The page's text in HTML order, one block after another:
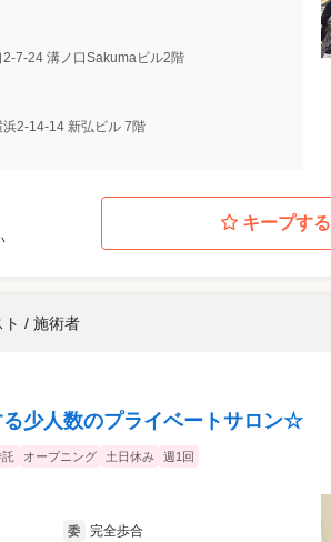
2-7-24 溝ノ口Sakumaビル2階
浜2-14-14 新弘ビル 7階
キープする
ト / 施術者
少人数のプライベートサロン☆
オープニング 土日休み 週1回
委 完全歩合